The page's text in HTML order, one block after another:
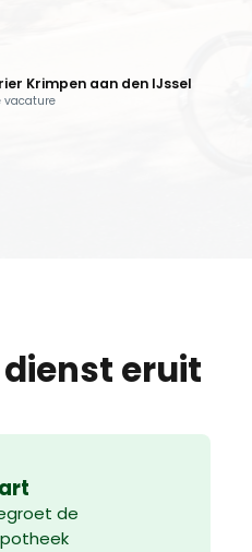
Krimpen aan den IJssel
vacature
dienst eruit
de